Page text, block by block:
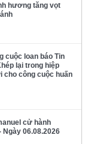
hương tăng vọt
cuộc loan báo Tin
lại trong hiệp
cho công cuộc huấn
cử hành
Ngày 06.08.2026